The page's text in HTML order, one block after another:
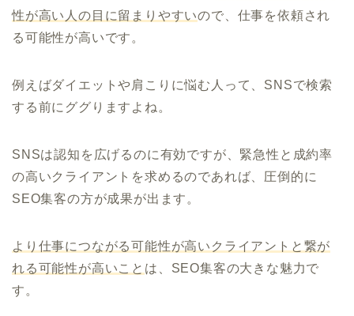
性が高い人の目に留まりやすいので、仕事を依頼され
る可能性が高いです。
例えばダイエットや肩こりに悩む人って、SNSで検索
する前にググりますよね。
SNSは認知を広げるのに有効ですが、緊急性と成約率
の高いクライアントを求めるのであれば、圧倒的に
SEO集客の方が成果が出ます。
より仕事につながる可能性が高いクライアントと繋が
れる可能性が高いこと は、SEO集客の大きな魅力で
す。